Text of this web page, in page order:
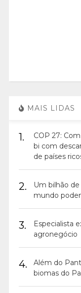
MAIS LIDAS
1.
COP 27:
bi com
de países
2.
Um bilhão
mundo
3.
Especialista
agronegócio
4.
Além do
biomas do